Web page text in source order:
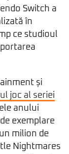
Switch a
în
ce studioul
și
joc al seriei
anului
exemplare
milion de
Nightmares